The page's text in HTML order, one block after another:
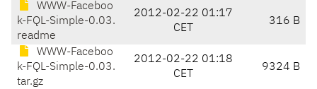
WWW-Faceboo
k-FQL-Simple-0.03.
readme
2012-02-22 01:17
CET
316 B
WWW-Faceboo
k-FQL-Simple-0.03.
tar.gz
2012-02-22 01:18
CET
9324 B